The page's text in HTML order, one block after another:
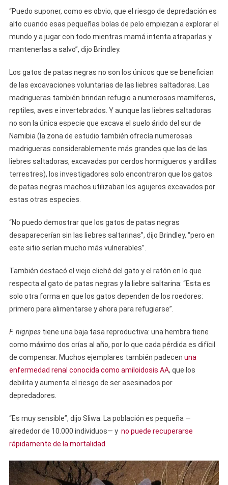
“Puedo suponer, como es obvio, que el riesgo de depredación es
alto cuando esas pequeñas bolas de pelo empiezan a explorar el
mundo y a jugar con todo mientras mamá intenta atraparlas y
mantenerlas a salvo”, dijo Brindley.
Los gatos de patas negras no son los únicos que se benefician
de las excavaciones voluntarias de las liebres saltadoras. Las
madrigueras también brindan refugio a numerosos mamíferos,
reptiles, aves e invertebrados. Y aunque las liebres saltadoras
no son la única especie que excava el suelo árido del sur de
Namibia (la zona de estudio también ofrecía numerosas
madrigueras considerablemente más grandes que las de las
liebres saltadoras, excavadas por cerdos hormigueros y ardillas
terrestres), los investigadores solo encontraron que los gatos
de patas negras machos utilizaban los agujeros excavados por
estas otras especies.
“No puedo demostrar que los gatos de patas negras
desaparecerían sin las liebres saltarinas”, dijo Brindley, “pero en
este sitio serían mucho más vulnerables”.
También destacó el viejo cliché del gato y el ratón en lo que
respecta al gato de patas negras y la liebre saltarina: “Esta es
solo otra forma en que los gatos dependen de los roedores:
primero para alimentarse y ahora para refugiarse”.
F. nigripes tiene una baja tasa reproductiva: una hembra tiene
como máximo dos crías al año, por lo que cada pérdida es difícil
de compensar. Muchos ejemplares también padecen una
enfermedad renal conocida como amiloidosis AA, que los
debilita y aumenta el riesgo de ser asesinados por
depredadores.
“Es muy sensible”, dijo Sliwa. La población es pequeña —
alrededor de 10.000 individuos— y no puede recuperarse
rápidamente de la mortalidad